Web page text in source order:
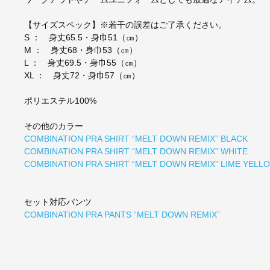
【サイズスペック】※若干の誤差はご了承ください。
S ： 身丈65.5・身巾51（㎝）
M ： 身丈68・身巾53（㎝）
L ： 身丈69.5・身巾55（㎝）
XL ： 身丈72・身巾57（㎝）
ポリエステル100%
その他のカラー
COMBINATION PRA SHIRT “MELT DOWN REMIX” BLACK
COMBINATION PRA SHIRT “MELT DOWN REMIX” WHITE
COMBINATION PRA SHIRT “MELT DOWN REMIX” LIME
セット対応パンツ
COMBINATION PRA PANTS “MELT DOWN REMIX”